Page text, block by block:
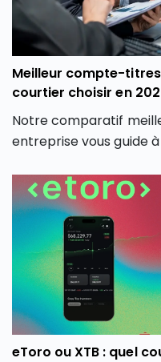
Meilleur compte-
courtier choisir en
Notre comparatif
entreprise vous guide
éclairé, adapté à
professionnelle.
eToro ou XTB : quel